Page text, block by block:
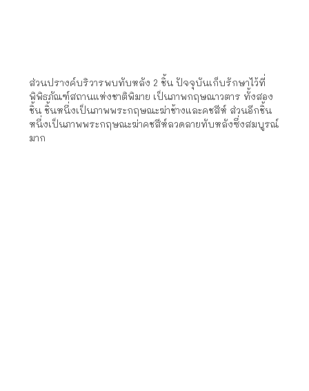
ส่วนปรางค์บริวารพบทับหลัง 2 ชิ้น ปัจจุบันเก็บรักษาไว้ที่
พิพิธภัณฑ์สถานแห่งชาติพิมาย เป็นภาพกฤษณาวตาร ทั้งสอง
ชิ้น ชิ้นหนึ่งเป็นภาพพระกฤษณะฆ่าช้างและคชสีห์ ส่วนอีกชิ้น
หนึ่งเป็นภาพพระกฤษณะฆ่าคชสีห์ลวดลายทับหลังซึ่งสมบูรณ์
มาก